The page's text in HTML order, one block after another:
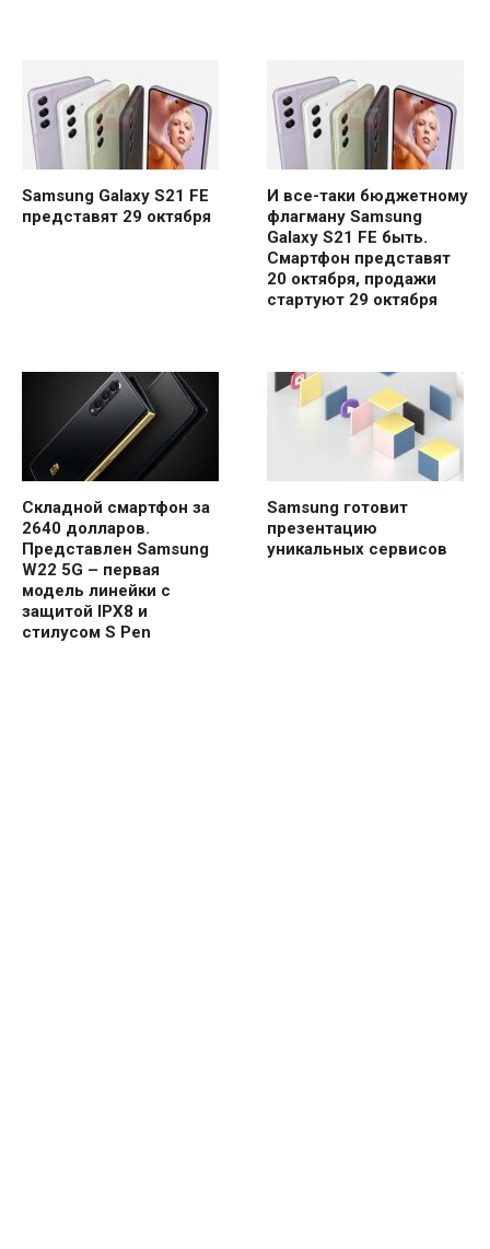
Samsung Galaxy S21 FE
представят 29 октября
И все-таки бюджетному
флагману Samsung
Galaxy S21 FE быть.
Смартфон представят
20 октября, продажи
стартуют 29 октября
Складной смартфон за
2640 долларов.
Представлен Samsung
W22 5G – первая
модель линейки с
защитой IPX8 и
стилусом S Pen
Samsung готовит
презентацию
уникальных сервисов